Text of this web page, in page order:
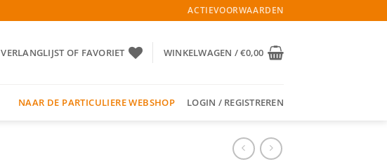
ACTIEVOORWAARDEN
VERLANGLIJST OF FAVORIET WINKELWAGEN /€0,00
NAAR DE PARTICULIERE WEBSHOP LOGIN / REGISTREREN